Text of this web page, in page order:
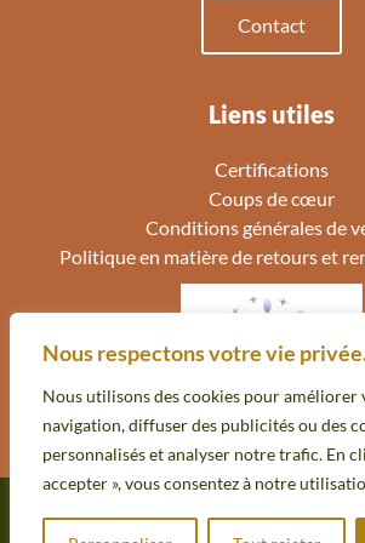
Nous respectons votre vie
Nous utilisons des cookies pour améliorer
navigation, diffuser des publicités ou des
personnalisés et analyser notre trafic. En
accepter », vous consentez à notre
Liens utiles
Certifications
Coups de cœur
Conditions générales de
Politique en matière de retours et
Contact